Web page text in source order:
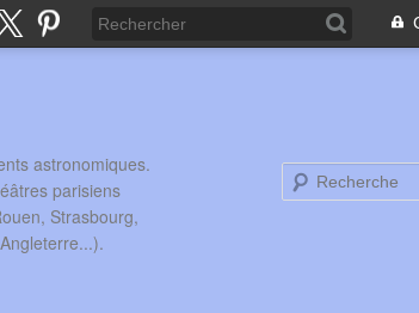
astronomiques.
parisiens
Strasbourg,